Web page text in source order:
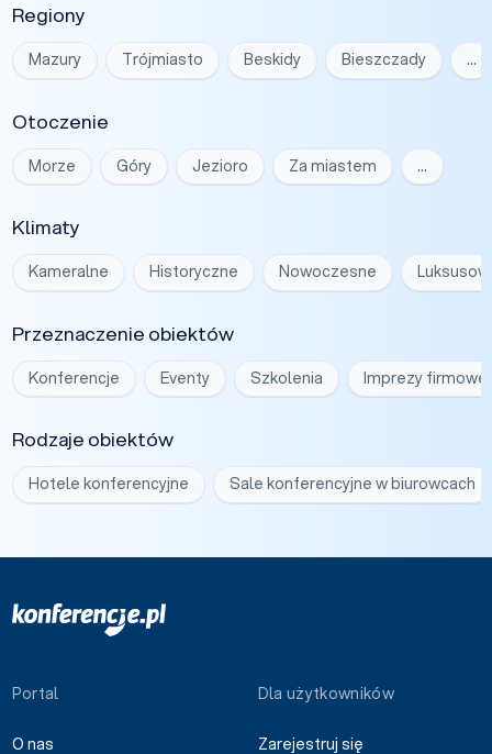
Regiony
Mazury Trójmiasto Beskidy Bieszczady …
Otoczenie
Morze Góry Jezioro Za miastem …
Klimaty
Kameralne Historyczne Nowoczesne
Przeznaczenie obiektów
Konferencje Eventy Szkolenia Imprezy firmowe
Rodzaje obiektów
Hotele konferencyjne Sale konferencyjne w biurowcach
Portal
O nas
Dla użytkowników
Zarejestruj się